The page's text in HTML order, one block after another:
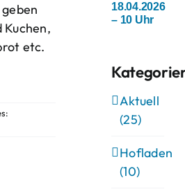
Kuchen,
etc.
18.04.2026
– 10 Uhr
Aktuell
(25)
Hofladen
(10)